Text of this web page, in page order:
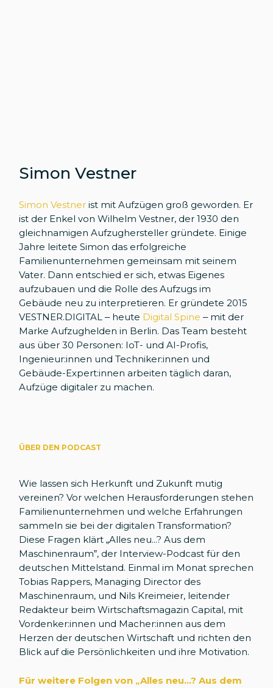
Simon Vestner
Simon Vestner ist mit Aufzügen groß geworden. Er
ist der Enkel von Wilhelm Vestner, der 1930 den
gleichnamigen Aufzughersteller gründete. Einige
Jahre leitete Simon das erfolgreiche
Familienunternehmen gemeinsam mit seinem
Vater. Dann entschied er sich, etwas Eigenes
aufzubauen und die Rolle des Aufzugs im
Gebäude neu zu interpretieren. Er gründete 2015
VESTNER.DIGITAL – heute Digital Spine – mit der
Marke Aufzughelden in Berlin. Das Team besteht
aus über 30 Personen: IoT- und AI-Profis,
Ingenieur:innen und Techniker:innen und
Gebäude-Expert:innen arbeiten täglich daran,
Aufzüge digitaler zu machen.
ÜBER DEN PODCAST
Wie lassen sich Herkunft und Zukunft mutig
vereinen? Vor welchen Herausforderungen stehen
Familienunternehmen und welche Erfahrungen
sammeln sie bei der digitalen Transformation?
Diese Fragen klärt „Alles neu...? Aus dem
Maschinenraum”, der Interview-Podcast für den
deutschen Mittelstand. Einmal im Monat sprechen
Tobias Rappers, Managing Director des
Maschinenraum, und Nils Kreimeier, leitender
Redakteur beim Wirtschaftsmagazin Capital, mit
Vordenker:innen und Macher:innen aus dem
Herzen der deutschen Wirtschaft und richten den
Blick auf die Persönlichkeiten und ihre Motivation.
Für weitere Folgen von „Alles neu...? Aus dem